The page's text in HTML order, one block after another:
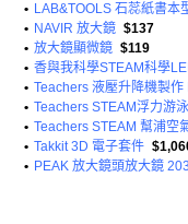
• LAB&TOOLS 石蕊紙書本
• NAVIR 放大鏡 $137
• 放大鏡顯微鏡 $119
• 香與我科學STEAM科學
• Teachers 液壓升降機製作
• Teachers STEAM浮力游
• Teachers STEAM 幫浦空
• Takkit 3D 電子套件
• PEAK 放大鏡頭放大鏡